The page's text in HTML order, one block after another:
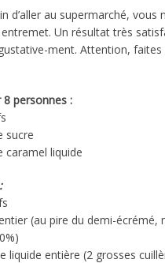
d’aller au supermarché, vous
entremet. Un résultat très
ment. Attention, faites
8 personnes :
sucre
caramel liquide
(au pire du demi-écrémé,
liquide entière (2 grosses